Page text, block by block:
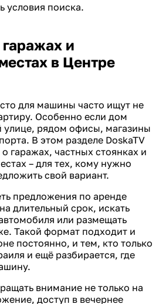
условия поиска.
и
в Центре
для машины часто ищут не
Особенно если дом
улице, рядом офисы, магазины
В этом разделе DoskaTV
гаражах, частных стоянках и
– для тех, кому нужно
свой вариант.
предложения по аренде
длительный срок, искать
или размещать
Такой формат подходит и
постоянно, и тем, кто только
и ещё разбирается, где
внимание не только на
доступ в вечернее